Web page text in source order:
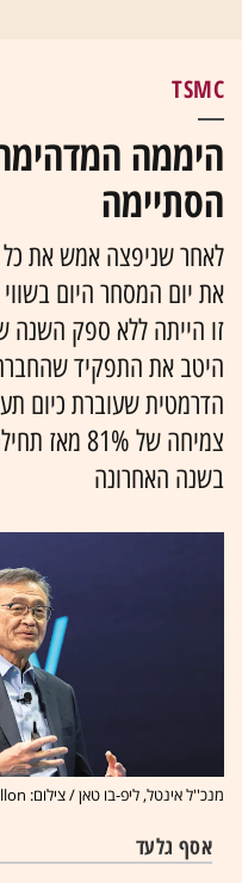
TSMC
היממה
הסתיימה
לאחר שניפצה אמש את כל
זו הייתה ללא ספק השנה
היטב את התפקיד
הדרמטית שעוברת כיום
בשנה האחרונה
מנכ''ל אינטל, ליפ-בו טאן / צילום: Reuters, Laure Andrillon
אסף גלעד